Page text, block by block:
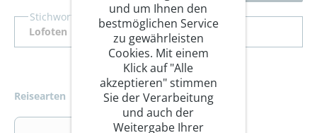
Stichwort Suche
Reisearten
>
>
und um Ihnen den
bestmöglichen Service
zu gewährleisten
Cookies. Mit einem
Klick auf "Alle
akzeptieren" stimmen
Sie der Verarbeitung
und auch der
Weitergabe Ihrer